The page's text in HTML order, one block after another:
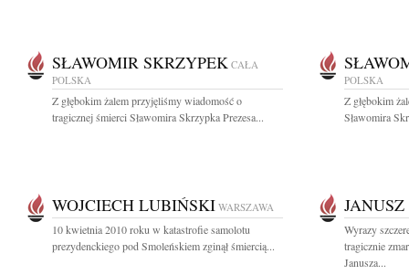
SŁAWOMIR SKRZYPEK CAŁA
POLSKA
Z głębokim żalem przyjęliśmy wiadomość o
tragicznej śmierci Sławomira Skrzypka Prezesa...
POLSKA
Z głębokim
Sławomira
WOJCIECH LUBIŃSKI WARSZAWA
10 kwietnia 2010 roku w katastrofie samolotu
prezydenckiego pod Smoleńskiem zginął śmiercią...
Wyrazy
tragicznie
Janusza...